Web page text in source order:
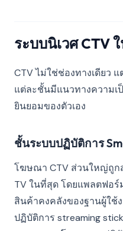
ระบบนิเวศ CTV
CTV ไม่ใช่ช่องทางเดียว
แต่ละชั้นมีแนวทางความเ
ยินยอมของตัวเอง
ชั้นระบบปฏิบัติการ
โฆษณา CTV ส่วนใหญ่ถูก
TV ในที่สุด โดยแพลตฟอ
สินค้าคงคลังของฐานผู้ใ
ปฏิบัติการ streaming